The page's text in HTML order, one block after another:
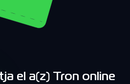
el a(z) Tron online